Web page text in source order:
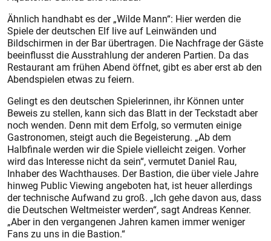
Ähnlich handhabt es der „Wilde Mann“: Hier werden die
Spiele der deutschen Elf live auf Leinwänden und
Bildschirmen in der Bar übertragen. Die Nachfrage der Gäste
beeinflusst die Ausstrahlung der anderen Partien. Da das
Restaurant am frühen Abend öffnet, gibt es aber erst ab den
Abendspielen etwas zu feiern.
Gelingt es den deutschen Spielerinnen, ihr Können unter
Beweis zu stellen, kann sich das Blatt in der Teckstadt aber
noch wenden. Denn mit dem Erfolg, so vermuten einige
Gastronomen, steigt auch die Begeisterung. „Ab dem
Halbfinale werden wir die Spiele vielleicht zeigen. Vorher
wird das Interesse nicht da sein“, vermutet Daniel Rau,
Inhaber des Wachthauses. Der Bastion, die über viele Jahre
hinweg Public Viewing angeboten hat, ist heuer allerdings
der technische Aufwand zu groß. „Ich gehe davon aus, dass
die Deutschen Weltmeister werden“, sagt Andreas Kenner.
„Aber in den vergangenen Jahren kamen immer weniger
Fans zu uns in die Bastion.“